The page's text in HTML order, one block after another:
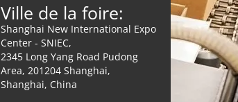
Ville de la foire:
Shanghai New International Expo
Center - SNIEC,
2345 Long Yang Road Pudong
Area, 201204 Shanghai,
Shanghai, China